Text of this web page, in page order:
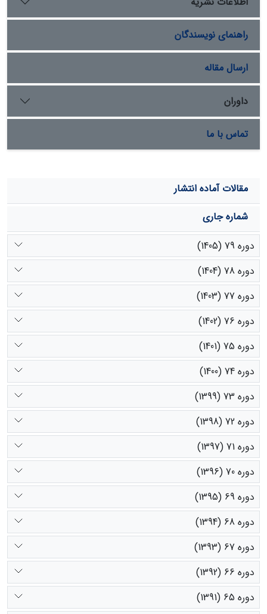
می شود در کنار روش­های رقومی طبقه­بندی تصاویر ماهواره­ای
از تفسیر بصری جهت تدقیق مرز نقشۀ تیپ­های گیاهی حاصله
استفاده شود.
راهنمای نویسندگان
ارسال مقاله
داوران
تماس با ما
مقالات آماده انتشار
شماره جاری
دوره 79 (1405)
دوره 78 (1404)
دوره 77 (1403)
دوره 76 (1402)
دوره 75 (1401)
دوره 74 (1400)
دوره 73 (1399)
دوره 72 (1398)
دوره 71 (1397)
دوره 70 (1396)
دوره 69 (1395)
دوره 68 (1394)
دوره 67 (1393)
دوره 66 (1392)
دوره 65 (1391)